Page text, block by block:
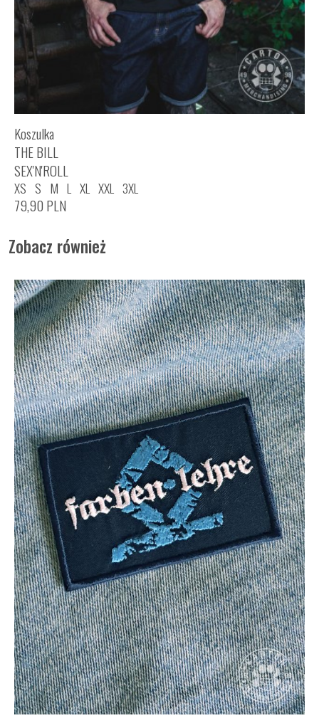
Koszulka
THE BILL
SEX'N'ROLL
XS S M L XL XXL 3XL
79,90 PLN
Zobacz również